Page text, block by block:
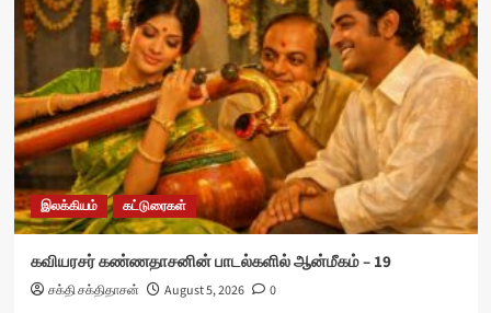
இலக்கியம் கட்டுரைகள்
கவியரசர் கண்ணதாசனின் பாடல்களில் ஆன்மீகம் – 19
சக்தி சக்திதாசன் August 5, 2026 0